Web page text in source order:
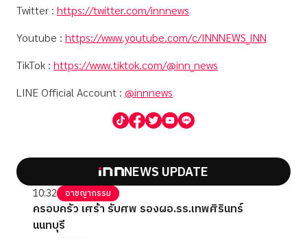
Twitter : https://twitter.com/innnews
Youtube : https://www.youtube.com/c/INNNEWS_INN
TikTok : https://www.tiktok.com/@inn_news
LINE Official Account : @innnews
NEWS UPDATE
10:32 อาชญากรรม
ครอบครัว เศร้า รับศพ รองผอ.รร.เทพศิรินทร์
นนทบุรี